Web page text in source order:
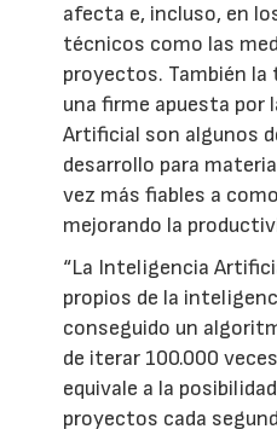
afecta e, incluso, en
técnicos como las
proyectos. También
una firme apuesta por
Artificial son algunos
desarrollo para
vez más fiables a
mejorando la
“La Inteligencia
propios de la
conseguido un
de iterar 100.000
equivale a la
proyectos cada